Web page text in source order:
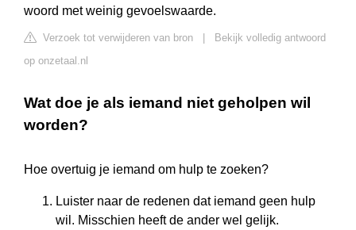
woord met weinig gevoelswaarde.
Verzoek tot verwijderen van bron
Bekijk volledig antwoord
op onzetaal.nl
Wat doe je als iemand niet geholpen wil
worden?
Hoe overtuig je iemand om hulp te zoeken?
Luister naar de redenen dat iemand geen hulp
wil. Misschien heeft de ander wel gelijk.